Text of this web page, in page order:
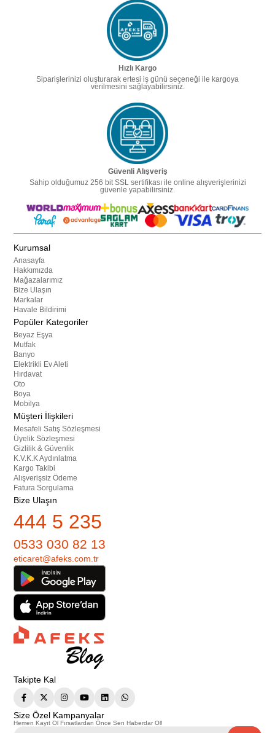
Hızlı Kargo
Siparişlerinizi oluşturarak ertesi iş günü seçeneği ile kargoya
verilmesini sağlayabilirsiniz.
Güvenli Alışveriş
Sahip olduğumuz 256 bit SSL sertifikası ile online alışverişlerinizi
güvenle yapabilirsiniz.
Kurumsal
Anasayfa
Hakkımızda
Mağazalarımız
Bize Ulaşın
Markalar
Havale Bildirimi
Popüler Kategoriler
Beyaz Eşya
Mutfak
Banyo
Elektrikli Ev Aleti
Hırdavat
Oto
Boya
Mobilya
Müşteri İlişkileri
Mesafeli Satış Sözleşmesi
Üyelik Sözleşmesi
Gizlilik & Güvenlik
K.V.K.K Aydınlatma
Kargo Takibi
Alışverişsiz Ödeme
Fatura Sorgulama
Bize Ulaşın
444 5 235
0533 030 82 13
eticaret@afeks.com.tr
Takipte Kal
Size Özel Kampanyalar
Hemen Kayıt Ol Fırsatlardan Önce Sen Haberdar Ol!